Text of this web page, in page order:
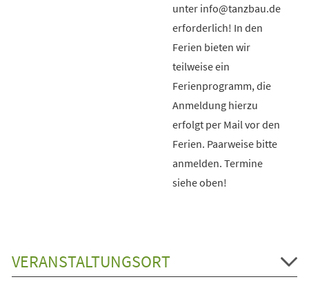
unter info@tanzbau.de
erforderlich! In den
Ferien bieten wir
teilweise ein
Ferienprogramm, die
Anmeldung hierzu
erfolgt per Mail vor den
Ferien. Paarweise bitte
anmelden. Termine
siehe oben!
VERANSTALTUNGSORT